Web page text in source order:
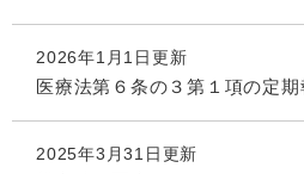
2026年1月1日更新
医療法第６条の３第１項の定期
2025年3月31日更新